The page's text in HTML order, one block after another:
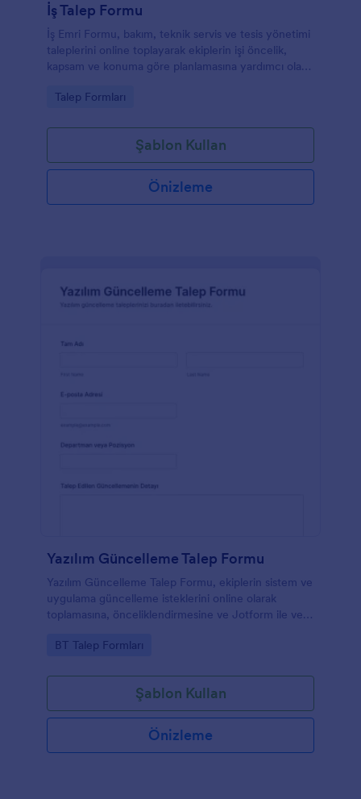
İş Talep Formu
İş Emri Formu, bakım, teknik servis ve tesis yönetimi
taleplerini online toplayarak ekiplerin işi öncelik,
kapsam ve konuma göre planlamasına yardımcı olan
Go to Category:
Talep Formları
Şablon Kullan
Önizleme
Yazılım Güncelleme Talep Formu
Yazılım Güncelleme Talep Formu, ekiplerin sistem ve
uygulama güncelleme isteklerini online olarak
toplamasına, önceliklendirmesine ve Jotform ile veri
yardımcı olur.
Go to Category:
BT Talep Formları
Şablon Kullan
Önizleme